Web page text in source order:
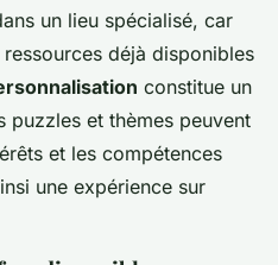
un lieu spécialisé, car
déjà disponibles
constitue un
puzzles et thèmes peuvent
et les compétences
une expérience sur